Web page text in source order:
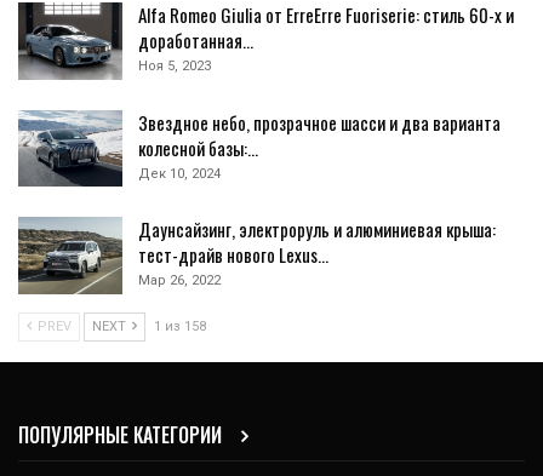
Alfa Romeo Giulia от ErreErre Fuoriserie: стиль 60-х и
доработанная…
Ноя 5, 2023
Звездное небо, прозрачное шасси и два варианта
колесной базы:…
Дек 10, 2024
Даунсайзинг, электроруль и алюминиевая крыша:
тест-драйв нового Lexus…
Мар 26, 2022
PREV NEXT 1 из 158
ПОПУЛЯРНЫЕ КАТЕГОРИИ